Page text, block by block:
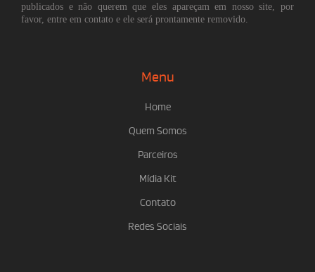
publicados e não querem que eles apareçam em nosso site, por
favor, entre em contato e ele será prontamente removido.
Menu
Home
Quem Somos
Parceiros
Mídia Kit
Contato
Redes Sociais